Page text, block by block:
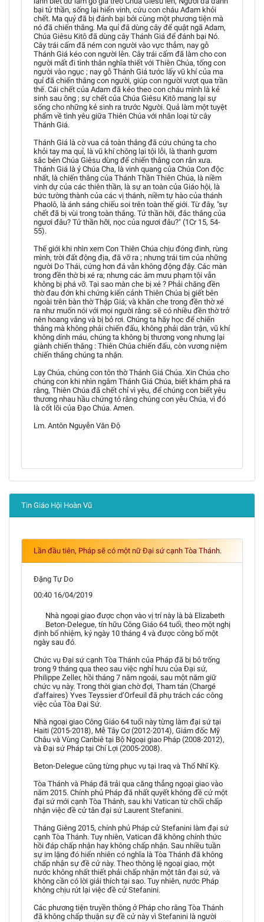
bại tử thần, sống lại hiển vinh, cứu con cháu Ađam khỏi
chết. Ma quỷ đã bị đánh bại bởi cùng một phương tiện mà
nó đã chiến thắng. Ma quỉ đã dùng cây để quật ngã Adam,
Chúa Giêsu Kitô đã dùng cây Thánh Giá để đánh bại Nó.
Cây trái cấm đã ném con người vào vực thẳm, nay gỗ
Thánh Giá kéo con người lên. Cây trái cấm đã làm cho con
người mất đi tình thân nghĩa thiết với Thiên Chúa, tống con
người vào ngục ; nay gỗ Thánh Giá tước lấy vũ khí của ma
quỉ đã chiến thắng con người, giúp con người vượt qua trần
thế. Cái chết của Adam đã kéo theo con cháu mình là kẻ
sinh sau ông ; sự chết của Chúa Giêsu Kitô mang lại sự
sống cho những kẻ sinh ra trước Người. Quả làm một tuyệt
phẩm về tình yêu giữa Thiên Chúa với nhân loại từ cây
Thánh Giá.
Thánh Giá là cờ vua cả toàn thắng đã cứu chúng ta cho
khỏi tay ma quỉ, là vũ khí chông lại tội lỗi, là thanh gươm
sắc bén Chúa Giêsu dùng để chiến thắng con rắn xưa.
Thánh Giá là ý Chúa Cha, là vinh quang của Chúa Con độc
nhất, là chiến thắng của Thánh Thần Thiên Chúa, là niềm
vinh dự của các thiên thần, là sự an toàn của Giáo hội, là
bức tường thành của các vị thánh, niềm tự hào của thánh
Phaolô, là ánh sáng chiếu soi trên toàn thế giới. Từ đây, "sự
chết đã bị vùi trong toàn thắng. Tử thần hỡi, đắc thắng của
ngươi đâu? Tử thần hỡi, nọc của ngươi đâu?" (1Cr 15, 54-
55).
Thế giới khi nhìn xem Con Thiên Chúa chịu đóng đinh, rùng
mình, trời đất động địa, đã vỡ ra ; nhưng trái tim của những
người Do Thái, cứng hơn đá vẫn không động đậy. Các màn
trong đền thờ bị xé ra; nhưng các âm mưu phạm tội vẫn
không bị phá vỡ. Tại sao màn che bị xé ? Phải chăng đền
thờ đau đớn khi chứng kiến cảnh Thiên Chúa bị giết bên
ngoài trên bàn thờ Thập Giá; và khăn che trong đền thờ xé
ra như muốn nói với mọi người rằng: sẽ có nhiều đền thờ trở
nên hoang vắng và bị bỏ rơi. Chúng ta hãy học để chiến
thắng mà không phải chiến đấu, không phải dàn trận, vũ khí
không dính máu, chúng ta không bị thương vong nhưng lại
giành chiến thắng : Thiên Chúa chiến đấu, còn vương niệm
chiến thắng chúng ta nhận.
Lạy Chúa, chúng con tôn thờ Thánh Giá Chúa. Xin Chúa cho
chúng con khi nhìn ngắm Thánh Giá Chúa, biết khám phá ra
rằng, Thiên Chúa đã chết chỉ vì yêu, để chúng con biết yêu
thương nhau hầu chứng tỏ rằng chúng con yêu Chúa, vì đó
là cốt lõi của Đạo Chúa. Amen.
Lm. Antôn Nguyễn Văn Độ
Tin Giáo Hội Hoàn Vũ
Lần đầu tiên, Pháp sẽ có một nữ Đại sứ cạnh Tòa Thánh.
Đặng Tự Do
00:40 16/04/2019
Nhà ngoại giao được chọn vào vị trí này là bà Elizabeth
Beton-Delegue, tín hữu Công Giáo 64 tuổi, theo một nghị
định bổ nhiệm, ký ngày 10 tháng 4 và được công bố một
ngày sau đó.
Chức vụ Đại sứ cạnh Tòa Thánh của Pháp đã bị bỏ trống
trong 9 tháng qua theo sau việc nghỉ hưu của Đại sứ,
Philippe Zeller, hồi tháng 7 năm ngoái, sau một năm giữ
chức vụ này. Trong thời gian chờ đợi, Tham tán (Chargé
d'affaires) Yves Teyssier d’Orfeuil đã phụ trách các công
việc của Tòa Đại Sứ.
Nhà ngoại giao Công Giáo 64 tuổi này từng làm đại sứ tại
Haiti (2015-2018), Mễ Tây Cơ (2012-2014), Giám đốc Mỹ
Châu và Vùng Caribiê tại Bộ Ngoại giao Pháp (2008-2012),
và Đại sứ Pháp tại Chí Lợi (2005-2008).
Beton-Delegue cũng từng phục vụ tại Iraq và Thổ Nhĩ Kỳ.
Tòa Thánh và Pháp đã trải qua căng thẳng ngoại giao vào
năm 2015. Chính phủ Pháp đã nhất quyết không đề cử một
đại sứ mới cạnh Tòa Thánh, sau khi Vatican từ chối chấp
nhận việc đề cử tân đại sứ Laurent Stefanini.
Tháng Giêng 2015, chính phủ Pháp cử Stefanini làm đại sứ
cạnh Tòa Thánh. Tuy nhiên, Vatican đã không chính thức
hồi đáp chấp nhận hay không chấp nhận. Sau nhiều tuần
sự im lặng đó hiển nhiên có nghĩa là Tòa Thánh đã không
chấp nhận sự đề cử này. Theo thông lệ ngoại giao, một
nước không nhất thiết phải chấp nhận một tân đại sứ, và
không cần có lời giải thích tại sao. Tuy nhiên, nước Pháp
không chịu rút lại việc đề cử Stefanini.
Các phương tiện truyền thông ở Pháp cho rằng Tòa Thánh
đã không chấp thuận sự đề cử này vì Stefanini là người